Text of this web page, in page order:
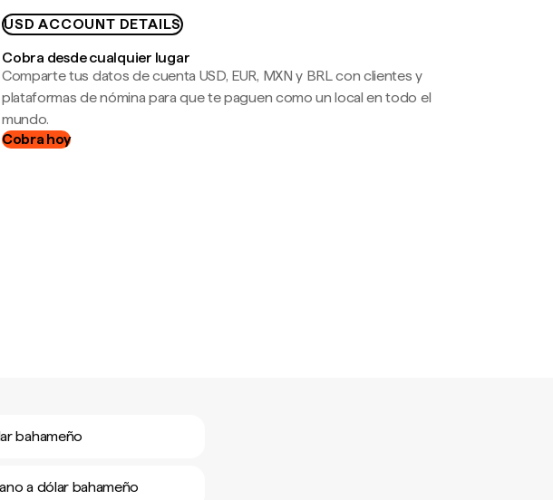
USD ACCOUNT DETAILS
Cobra desde cualquier lugar
Comparte tus datos de cuenta USD, EUR, MXN y BRL con clientes y
plataformas de nómina para que te paguen como un local en todo el
mundo.
Cobra hoy
bahameño
a dólar bahameño